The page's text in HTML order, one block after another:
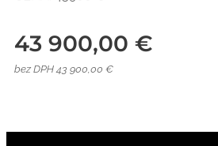
43 900,00 €
bez DPH 43 900,00 €